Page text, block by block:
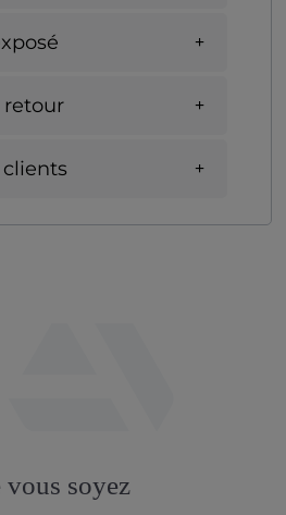
retour
clients
artstation
vous soyez